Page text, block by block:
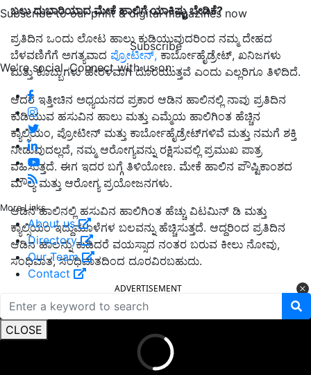
Subscribe to our print & digital magazines now
Subscribe
We're social. Connect with us on:
More Links
About us
Directory
Our Team
Contact
CLOSE
ಬಲು ದುಬಾರಿಯಾದ ಮೇಕೆ ಹಾಲಿಗೆ ಯಾಕಿಷ್ಟು ಬೇಡಿಕೆ?
ಪ್ರತಿದಿನ ಒಂದು ಲೋಟ ಹಾಲು ಕುಡಿಯುವುದರಿಂದ ನಮ್ಮ ದೇಹದ
ಬೆಳವಣಿಗೆಗೆ ಅಗತ್ಯವಾದ ಪ್ರೋಟೀನ್,ಕಾರ್ಬೋಹೈಡ್ರೇಟ್, ಖನಿಜಗಳು
ಮತ್ತು ಕೊಬ್ಬುಗಳು ಹೇರಳವಾಗಿ ದೊರೆಯುತ್ತವೆ ಎಂದು ಎಲ್ಲರಿಗೂ ತಿಳಿದಿದೆ.
ಆದರೆ ಇತ್ತೀಚಿನ ಅಧ್ಯಯನದ ಪ್ರಕಾರ ಆಡಿನ ಹಾಲಿನಲ್ಲಿ ನಾವು ಪ್ರತಿದಿನ
ಕುಡಿಯುವ ಹಸುವಿನ ಹಾಲು ಮತ್ತು ಎಮ್ಮೆಯ ಹಾಲಿಗಿಂತ ಹೆಚ್ಚಿನ
ಕ್ಯಾಲ್ಸಿಯಂ, ಪ್ರೋಟೀನ್ ಮತ್ತು ಕಾರ್ಬೋಹೈಡ್ರೇಟ್‌ಗಳಿವೆ ಮತ್ತು ನಮಗೆ ಶಕ್ತಿ
ನೀಡುವುದಲ್ಲದೆ, ನಮ್ಮ ಆರೋಗ್ಯವನ್ನು ರಕ್ಷಿಸುವಲ್ಲಿ ಪ್ರಮುಖ ಪಾತ್ರ
ವಹಿಸುತ್ತದೆ. ಈಗ ಇದರ ಬಗ್ಗೆ ತಿಳಿಯೋಣ. ಮೇಕೆ ಹಾಲಿನ ಪೌಷ್ಟಿಕಾಂಶದ
ಮೌಲ್ಯ ಮತ್ತು ಆರೋಗ್ಯ ಪ್ರಯೋಜನಗಳು.
ಆಡಿನ ಹಾಲಿನಲ್ಲಿ ಹಸುವಿನ ಹಾಲಿಗಿಂತ ಹೆಚ್ಚು ವಿಟಮಿನ್ ಡಿ ಮತ್ತು
ಕ್ಯಾಲ್ಸಿಯಂ ಇದ್ದುಮೂಳೆಗಳ ಬಲವನ್ನು ಹೆಚ್ಚಿಸುತ್ತದೆ. ಆದ್ದರಿಂದ ಪ್ರತಿದಿನ
ಆಡಿನ ಹಾಲನ್ನು ಕುಡಿದರೆ ವಯಸ್ಸಾದ ನಂತರ ಬರುವ ಕೀಲು ನೋವು,
ಸಂಧಿವಾತ, ಸಂಧಿವಾತದಿಂದ ದೂರವಿರಬಹುದು.
ADVERTISEMENT